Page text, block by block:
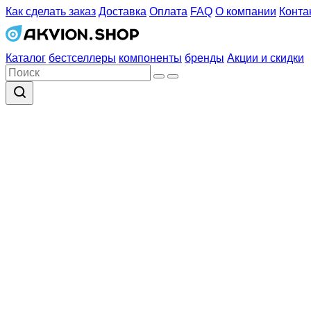
Как сделать заказ Доставка Оплата FAQ О компании
Каталог бестселлеры компоненты бренды Акции и скидки